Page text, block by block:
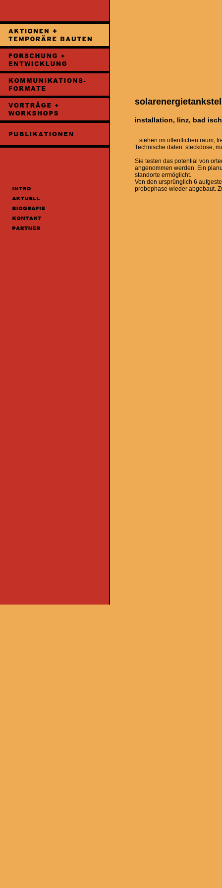
installation, linz, bad
...stehen im öffentlichen raum,
Technische daten: steckdose,
Sie testen das potential von
angenommen werden. Ein
standorte ermöglicht.
Von den ursprünglich 6
probephase wieder abgebaut.